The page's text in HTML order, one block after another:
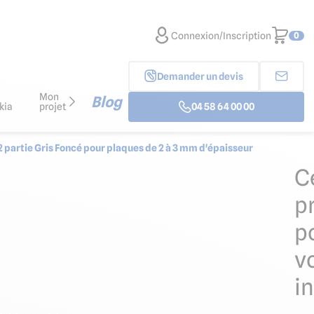
Blog
Mon
projet
Demander un devis
04 58 64 00 00
Connexion/Inscription 0
Gris Foncé pour plaques de 2 à 3 mm d'épaisseur